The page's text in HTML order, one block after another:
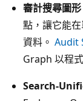
審計搜尋圖
點，讓它能
資料。 Audit
Graph 以程
Search-